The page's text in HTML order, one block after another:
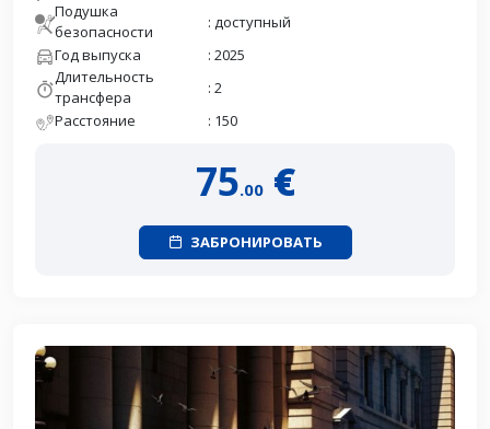
Подушка
безопасности
: доступный
Год выпуска
: 2025
Длительность
трансфера
: 2
Расстояние
: 150
75.00 €
ЗАБРОНИРОВАТЬ